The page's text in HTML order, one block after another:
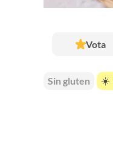
Vota
Sin gluten ☀️